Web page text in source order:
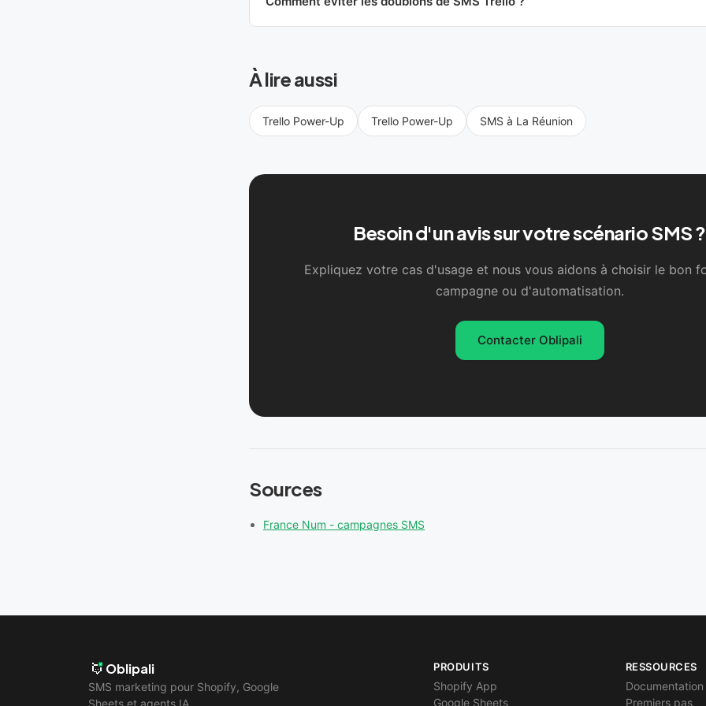
À lire aussi
Trello Power-Up Trello Power-Up SMS à La Réunion
Besoin d'un avis sur votre scénario SMS ?
Expliquez votre cas d'usage et nous vous aidons à choisir le bon
campagne ou d'automatisation.
Contacter Oblipali
Sources
France Num - campagnes SMS
Oblipali
SMS marketing pour Shopify, Google
Sheets et agents IA.
PRODUITS
Shopify App
Google Sheets
RESSOURCES
Documentation
Premiers pas